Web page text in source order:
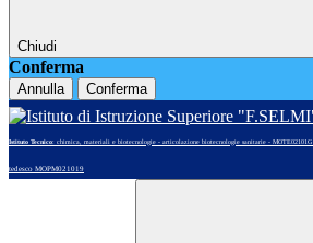
Chiudi
Conferma
Annulla Conferma
Istituto Tecnico: chimica, materiali e biotecnologie - articolazione biotecnologie sanitarie - MOTE02101G
tedesco MOPM021019